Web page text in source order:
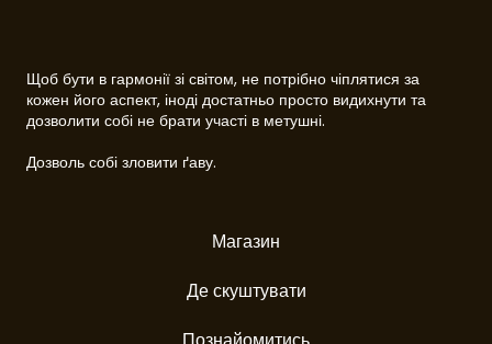
Щоб бути в гармонії зі світом, не потрібно чіплятися за
кожен його аспект, іноді достатньо просто видихнути та
дозволити собі не брати участі в метушні.
Дозволь собі зловити ґаву.
Магазин
Де скуштувати